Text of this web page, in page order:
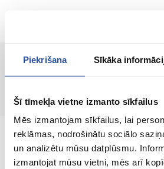
Piekrišana Sīkāka
Šī tīmekļa vietne izmanto sīkfailus
Mēs izmantojam sīkfailus, lai
reklāmas, nodrošinātu sociālo
un analizētu mūsu datplūsmu.
izmantojat mūsu vietni, mēs arī
Lehte ei